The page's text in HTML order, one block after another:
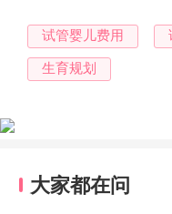
试管婴儿费用
生育规划
大家都在问